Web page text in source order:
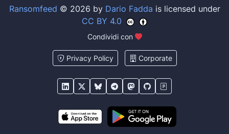
Ransomfeed © 2026 by Dario Fadda is licensed under
CC BY 4.0
Condividi con
Privacy Policy Corporate